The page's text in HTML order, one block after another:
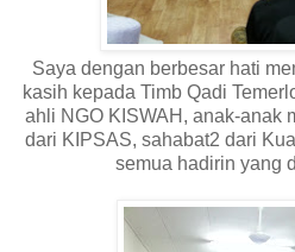
Saya dengan berbesar hati
kasih kepada Timb Qadi
ahli NGO KISWAH, anak-anak
dari KIPSAS, sahabat2 dari
semua hadirin yang